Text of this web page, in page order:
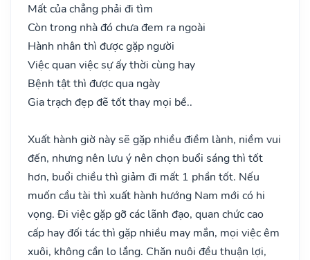
Mất của chẳng phải đi tìm
Còn trong nhà đó chưa đem ra ngoài
Hành nhân thì được gặp người
Việc quan việc sự ấy thời cùng hay
Bệnh tật thì được qua ngày
Gia trạch đẹp đẽ tốt thay mọi bề..
Xuất hành giờ này sẽ gặp nhiều điềm lành, niềm vui
đến, nhưng nên lưu ý nên chọn buổi sáng thì tốt
hơn, buổi chiều thì giảm đi mất 1 phần tốt. Nếu
muốn cầu tài thì xuất hành hướng Nam mới có hi
vọng. Đi việc gặp gỡ các lãnh đạo, quan chức cao
cấp hay đối tác thì gặp nhiều may mắn, mọi việc êm
xuôi, không cần lo lắng. Chăn nuôi đều thuận lợi,